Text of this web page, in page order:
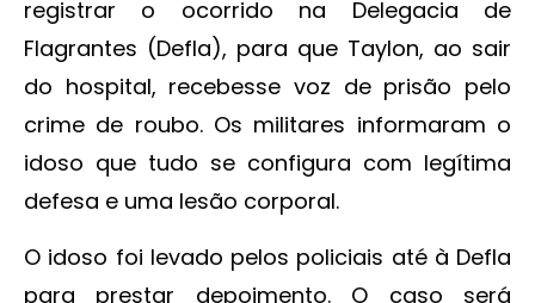
registrar o ocorrido na Delegacia de
Flagrantes (Defla), para que Taylon, ao sair
do hospital, recebesse voz de prisão pelo
crime de roubo. Os militares informaram o
idoso que tudo se configura com legítima
defesa e uma lesão corporal.
O idoso foi levado pelos policiais até à Defla
para prestar depoimento. O caso será